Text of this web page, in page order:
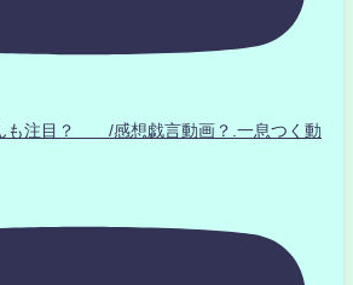
も注目？ /感想戯言動画？.一息つく動